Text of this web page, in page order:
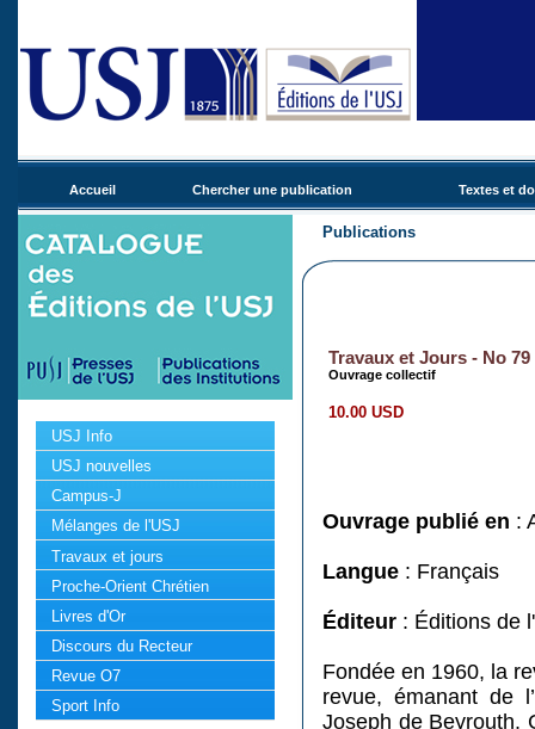
Accueil Chercher une publication Textes et
USJ Info
USJ nouvelles
Campus-J
Mélanges de l'USJ
Travaux et jours
Proche-Orient Chrétien
Livres d'Or
Discours du Recteur
Revue O7
Sport Info
Publications
Travaux et Jours - No 79
Ouvrage collectif
10.00 USD
Ouvrage publié en :
Langue : Français
Éditeur : Éditions de
Fondée en 1960, la
revue, émanant de
Joseph de Beyrouth.